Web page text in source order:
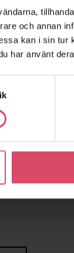
och annan
kan i sin tur
har använt